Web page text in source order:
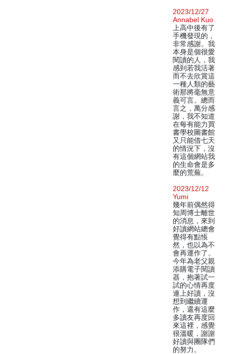
2023/12/27
Annabel Kuo
上高中後有了
手機發現的，
非常感謝。我
本身是個很愛
閱讀的人，我
感到若我活著
而不去欣賞這
一種人類的藝
術那將毫無意
義可言。總而
言之，萬分感
謝，我不知道
在每有能力買
書學校圖書館
又只能借七天
的情況下，沒
有這個網站我
的生命會是多
麼的荒蕪。
2023/12/12
Yumi
幾年前偶然得
知周博士離世
的消息，來到
好讀網站總會
覺得有點悵
然，也以為不
會再運作了。
今年為老父親
添購電子閱讀
器，抱著試一
試的心情再度
連上好讀，沒
想到繼續運
作，還有這麼
多讀友再度回
來這裡，感覺
很溫暖，謝謝
好讀與團隊們
的努力。